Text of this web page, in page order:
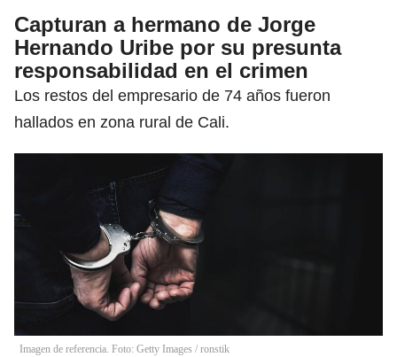
Capturan a hermano de Jorge
Hernando Uribe por su presunta
responsabilidad en el crimen
Los restos del empresario de 74 años fueron
hallados en zona rural de Cali.
Imagen de referencia. Foto: Getty Images / ronstik